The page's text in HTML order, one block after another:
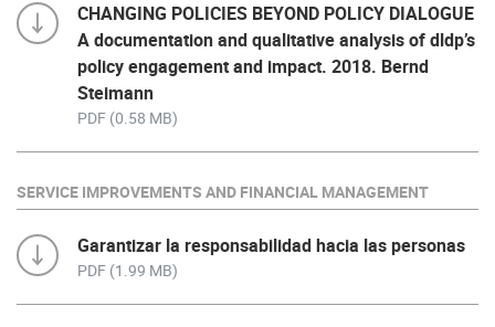
CHANGING POLICIES BEYOND POLICY DIALOGUE
A documentation and qualitative analysis of dldp’s
policy engagement and impact. 2018. Bernd
Steimann
PDF (0.58 MB)
SERVICE IMPROVEMENTS AND FINANCIAL MANAGEMENT
Garantizar la responsabilidad hacia las personas
PDF (1.99 MB)